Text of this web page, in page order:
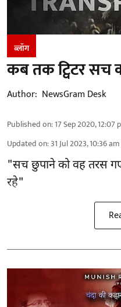
ब्लॉग
कब तक ट्विटर सच
Author: NewsGram Desk
Published on:17 Sep 2020, 12:07
Updated on:31 Jul 2023, 10:36 am
"सच छुपाने को वह तरस
रहे"